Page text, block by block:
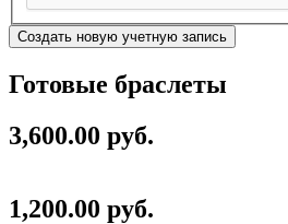
Готовые браслеты
3,600.00 руб.
1,200.00 руб.